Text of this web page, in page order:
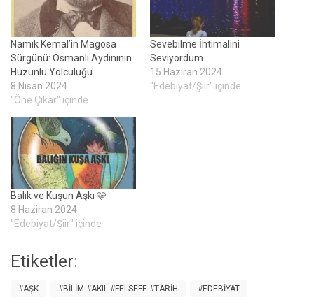
Namık Kemal’in Magosa
Sürgünü: Osmanlı Aydınının
Hüzünlü Yolculuğu
8 Nisan 2024
"Öne Çıkar" içinde
Sevebilme İhtimalini
Seviyordum
15 Haziran 2024
"Edebiyat/Şiir" içinde
Balık ve Kuşun Aşkı 🩵
8 Haziran 2024
"Edebiyat/Şiir" içinde
Etiketler:
#AŞK #BILIM #AKIL #FELSEFE #TARIH #EDEBIYAT